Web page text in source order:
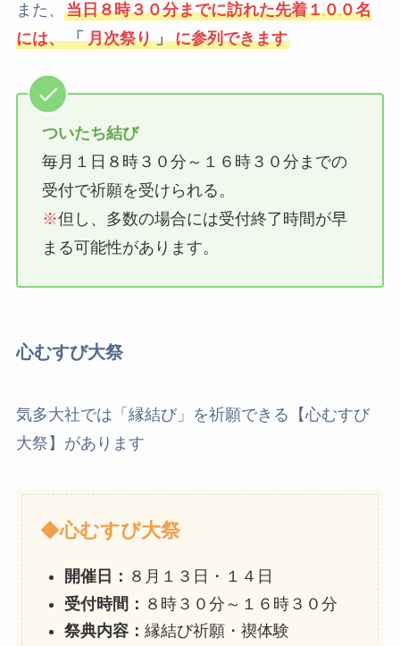
また、 当日８時３０分までに訪れた先着１００名
には、 「 月次祭り 」 に参列できます
ついたち結び
毎月１日８時３０分～１６時３０分までの
受付で祈願を受けられる。
※但し、多数の場合には受付終了時間が早
まる可能性があります。
心むすび大祭
気多大社では「縁結び」を祈願できる【心むすび
大祭】があります
◆心むすび大祭
開催日： ８月１３日・１４日
受付時間： ８時３０分～１６時３０分
祭典内容： 縁結び祈願・禊体験